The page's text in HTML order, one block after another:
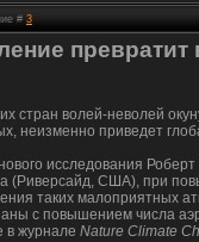
# 3
стран волей-неволей
неизменно приведет
исследования
(Риверсайд, США), при
таких малоприятных
с повышением числа
в журнале Nature Climate